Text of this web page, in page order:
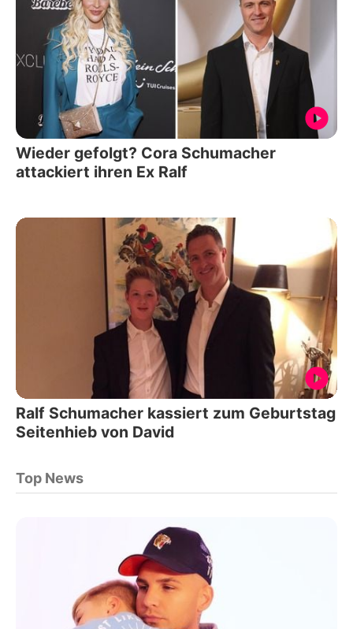
Wieder gefolgt? Cora Schumacher
attackiert ihren Ex Ralf
Ralf Schumacher kassiert zum Geburtstag
Seitenhieb von David
Top News